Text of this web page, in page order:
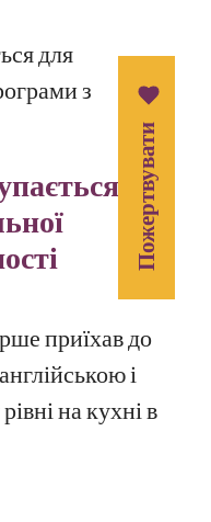
для
приїхав до
і
на кухні в
Пожертвувати